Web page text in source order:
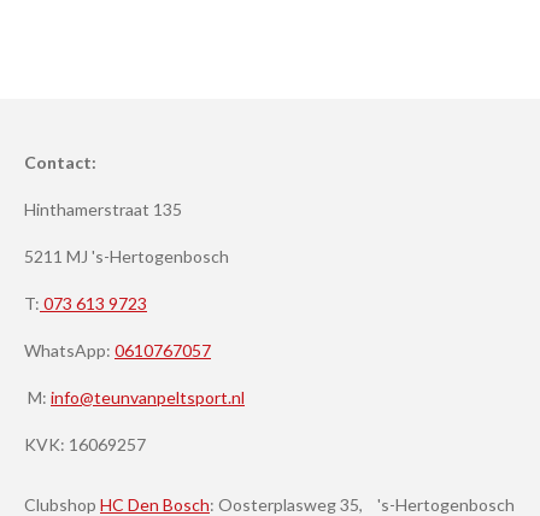
Contact:
Hinthamerstraat 135
5211 MJ 's-Hertogenbosch
T: 073 613 9723
WhatsApp: 0610767057
M: info@teunvanpeltsport.nl
KVK: 16069257
Clubshop HC Den Bosch: Oosterplasweg 35, 's-Hertogenbosch